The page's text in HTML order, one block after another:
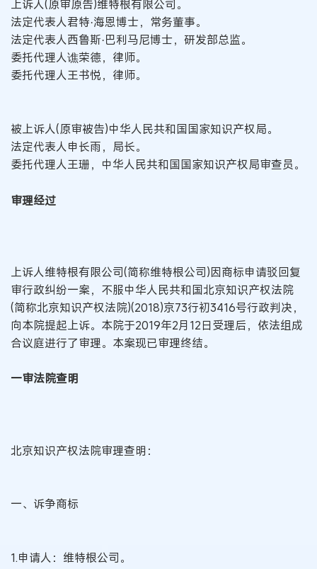
上诉人(原审原告)维特根有限公司。
法定代表人君特·海恩博士，常务董事。
法定代表人西鲁斯·巴利马尼博士，研发部总监。
委托代理人谯荣德，律师。
委托代理人王书悦，律师。
被上诉人(原审被告)中华人民共和国国家知识产权局。
法定代表人申长雨，局长。
委托代理人王珊，中华人民共和国国家知识产权局审查员。
审理经过
上诉人维特根有限公司(简称维特根公司)因商标申请驳回复
审行政纠纷一案，不服中华人民共和国北京知识产权法院
(简称北京知识产权法院)(2018)京73行初3416号行政判决，
向本院提起上诉。本院于2019年2月12日受理后，依法组成
合议庭进行了审理。本案现已审理终结。
一审法院查明
北京知识产权法院审理查明：
一、诉争商标
1.申请人：维特根公司。